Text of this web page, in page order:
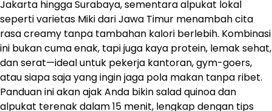
Jakarta hingga Surabaya, sementara alpukat lokal
seperti varietas Miki dari Jawa Timur menambah cita
rasa creamy tanpa tambahan kalori berlebih. Kombinasi
ini bukan cuma enak, tapi juga kaya protein, lemak sehat,
dan serat—ideal untuk pekerja kantoran, gym-goers,
atau siapa saja yang ingin jaga pola makan tanpa ribet.
Panduan ini akan ajak Anda bikin salad quinoa dan
alpukat terenak dalam 15 menit, lengkap dengan tips